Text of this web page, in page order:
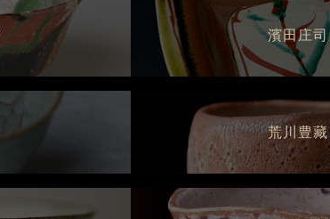
濱田庄司
荒川豊藏